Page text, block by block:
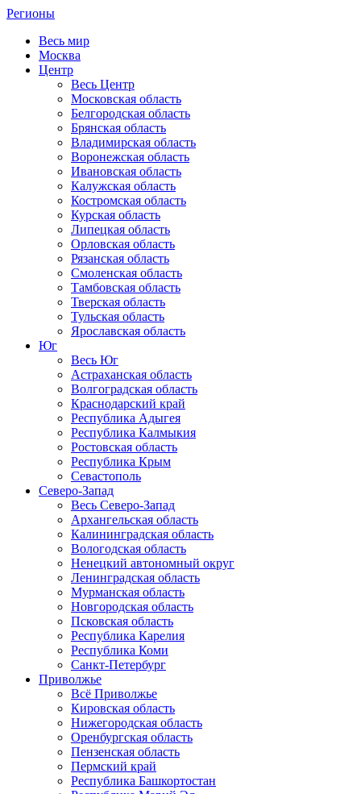
Регионы
Весь мир
Москва
Центр
Весь Центр
Московская область
Белгородская область
Брянская область
Владимирская область
Воронежская область
Ивановская область
Калужская область
Костромская область
Курская область
Липецкая область
Орловская область
Рязанская область
Смоленская область
Тамбовская область
Тверская область
Тульская область
Ярославская область
Юг
Весь Юг
Астраханская область
Волгоградская область
Краснодарский край
Республика Адыгея
Республика Калмыкия
Ростовская область
Республика Крым
Севастополь
Северо-Запад
Весь Северо-Запад
Архангельская область
Калининградская область
Вологодская область
Ненецкий автономный округ
Ленинградская область
Мурманская область
Новгородская область
Псковская область
Республика Карелия
Республика Коми
Санкт-Петербург
Приволжье
Всё Приволжье
Кировская область
Нижегородская область
Оренбургская область
Пензенская область
Пермский край
Республика Башкортостан